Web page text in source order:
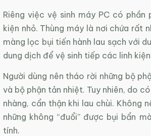
Riêng việc vệ sinh máy PC có
kiện nhỏ. Thùng máy là nơi chứa rất
màng lọc bụi tiến hành lau sạch với
dung dịch để vệ sinh tiếp các linh
Người dùng nên tháo rời những bộ
và bộ phận tản nhiệt. Tuy nhiên, do
nhàng, cẩn thận khi lau chùi. Không
những không “đuổi” được bụi bẩn
tính.